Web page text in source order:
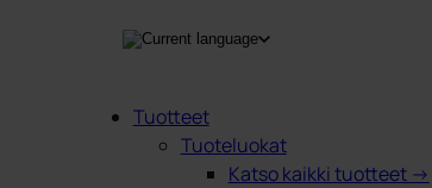
Tuotteet
Tuoteluokat
Katso kaikki tuotteet →